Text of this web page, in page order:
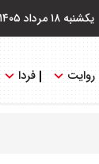
یکشنبه ۱۸ مرداد ۱۴۰۵
روایت فردا